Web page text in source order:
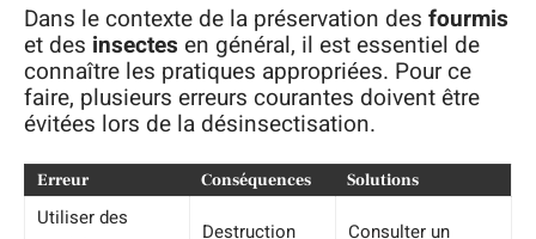
Dans le contexte de la préservation des fourmis
et des insectes en général, il est essentiel de
connaître les pratiques appropriées. Pour ce
faire, plusieurs erreurs courantes doivent être
évitées lors de la désinsectisation.
Erreur Conséquences Solutions
Utiliser des
Destruction
Consulter un